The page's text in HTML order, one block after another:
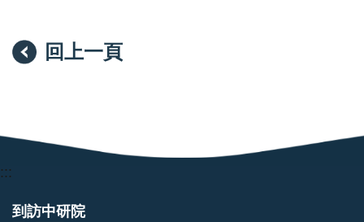
回上一頁
:::
到訪中研院